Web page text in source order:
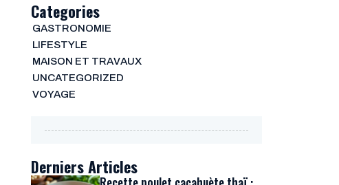
Categories
GASTRONOMIE
LIFESTYLE
MAISON ET TRAVAUX
UNCATEGORIZED
VOYAGE
Derniers Articles